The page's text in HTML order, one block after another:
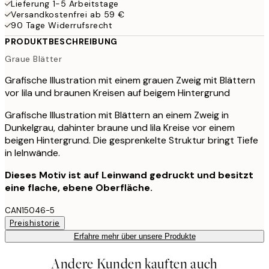
Lieferung 1-5 Arbeitstage
Versandkostenfrei ab 59 €
90 Tage Widerrufsrecht
PRODUKTBESCHREIBUNG
Graue Blätter
Grafische Illustration mit einem grauen Zweig mit Blättern
vor lila und braunen Kreisen auf beigem Hintergrund
Grafische Illustration mit Blättern an einem Zweig in
Dunkelgrau, dahinter braune und lila Kreise vor einem
beigen Hintergrund. Die gesprenkelte Struktur bringt Tiefe
in leInwände.
Dieses Motiv ist auf Leinwand gedruckt und besitzt
eine flache, ebene Oberfläche.
CAN15046-5
Preishistorie
Erfahre mehr über unsere Produkte
Andere Kunden kauften auch